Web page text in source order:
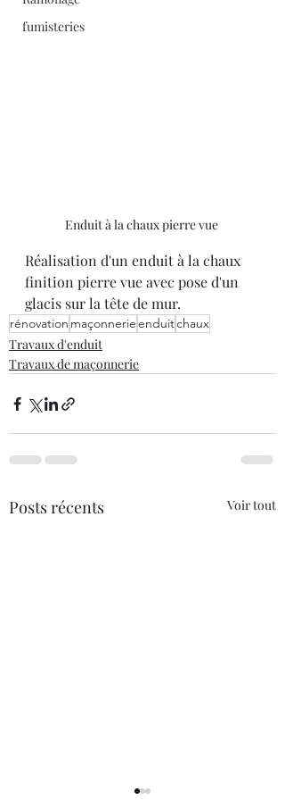
fumisteries
Enduit à la chaux pierre vue
Réalisation d'un enduit à la chaux
finition pierre vue avec pose d'un
glacis sur la tête de mur.
rénovation maçonnerieenduitchaux
Travaux d'enduit
Travaux de maçonnerie
Posts récents Voir tout